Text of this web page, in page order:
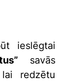
ieslēgtai
savās
redzētu